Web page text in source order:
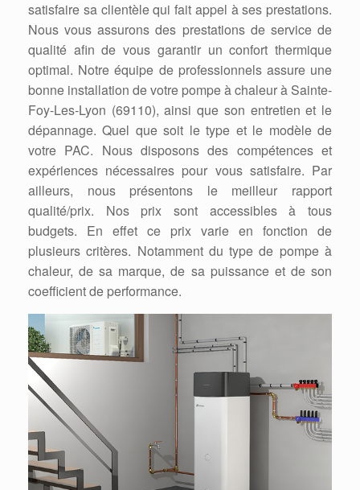
satisfaire sa clientèle qui fait appel à ses prestations.
Nous vous assurons des prestations de service de
qualité afin de vous garantir un confort thermique
optimal. Notre équipe de professionnels assure une
bonne installation de votre pompe à chaleur à Sainte-
Foy-Les-Lyon (69110), ainsi que son entretien et le
dépannage. Quel que soit le type et le modèle de
votre PAC. Nous disposons des compétences et
expériences nécessaires pour vous satisfaire. Par
ailleurs, nous présentons le meilleur rapport
qualité/prix. Nos prix sont accessibles à tous
budgets. En effet ce prix varie en fonction de
plusieurs critères. Notamment du type de pompe à
chaleur, de sa marque, de sa puissance et de son
coefficient de performance.